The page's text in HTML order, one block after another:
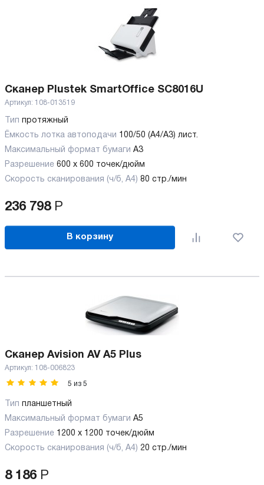
Сканер Plustek SmartOffice SC8016U
Артикул: 108-013519
Тип протяжный
Ёмкость лотка автоподачи 100/50 (А4/А3) лист.
Максимальный формат бумаги А3
Разрешение 600 x 600 точек/дюйм
Скорость сканирования (ч/б, А4) 80 стр./мин
236 798 Р
В корзину
Сканер Avision AV A5 Plus
Артикул: 108-006823
5 из 5
Тип планшетный
Максимальный формат бумаги А5
Разрешение 1200 x 1200 точек/дюйм
Скорость сканирования (ч/б, А4) 20 стр./мин
8 186 Р